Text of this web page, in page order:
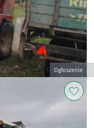
Ogłoszenie